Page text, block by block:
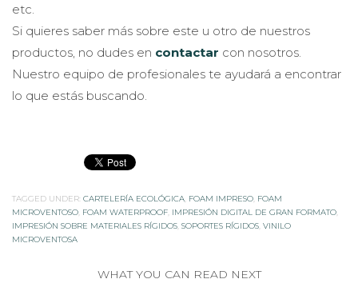
etc.
Si quieres saber más sobre este u otro de nuestros
productos, no dudes en contactar con nosotros.
Nuestro equipo de profesionales te ayudará a encontrar
lo que estás buscando.
TAGGED UNDER: CARTELERÍA ECOLÓGICA FOAM IMPRESO FOAM
MICROVENTOSO FOAM WATERPROOF IMPRESIÓN DIGITAL DE GRAN FORMATO
IMPRESIÓN SOBRE MATERIALES RÍGIDOS SOPORTES RÍGIDOS VINILO
MICROVENTOSA
WHAT YOU CAN READ NEXT